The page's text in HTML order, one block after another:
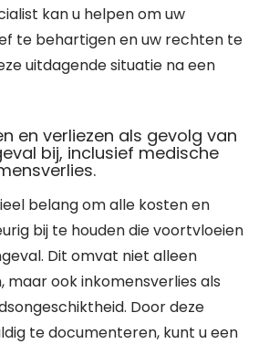
kan u helpen om uw
te behartigen en uw rechten te
uitdagende situatie na een
en verliezen als gevolg van
bij, inclusief medische
belang om alle kosten en
bij te houden die voortvloeien
Dit omvat niet alleen
maar ook inkomensverlies als
Door deze
te documenteren, kunt u een